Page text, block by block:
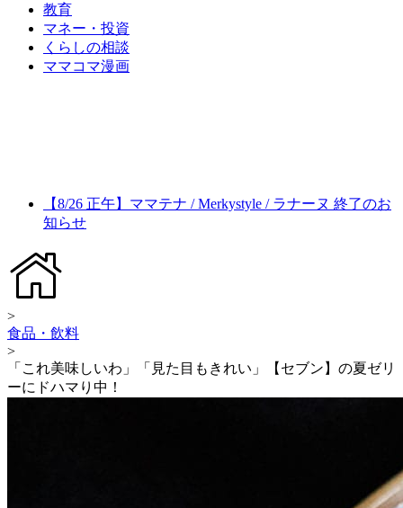
教育
マネー・投資
くらしの相談
ママコマ漫画
【8/26 正午】ママテナ / Merkystyle / ラナーヌ 終了のお
知らせ
>
食品・飲料
>
「これ美味しいわ」「見た目もきれい」【セブン】の夏ゼリ
ーにドハマり中！